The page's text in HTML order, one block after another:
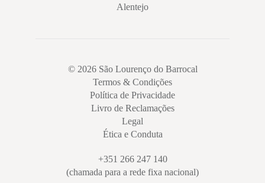
Alentejo
© 2026 São Lourenço do Barrocal
Termos & Condições
Política de Privacidade
Livro de Reclamações
Legal
Ética e Conduta
+351 266 247 140
(chamada para a rede fixa nacional)